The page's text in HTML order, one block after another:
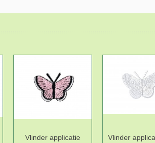
Vlinder applicatie
Vlinder